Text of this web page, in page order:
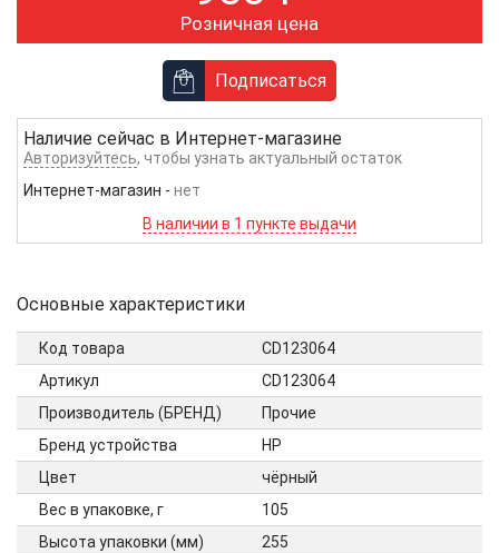
Розничная цена
Подписаться
Наличие сейчас в Интернет-магазине
Авторизуйтесь, чтобы узнать актуальный остаток
Интернет-магазин - нет
В наличии в 1 пункте выдачи
Основные характеристики
Код товара
CD123064
Артикул
CD123064
Производитель (БРЕНД)
Прочие
Бренд устройства
HP
Цвет
чёрный
Вес в упаковке, г
105
Высота упаковки (мм)
255